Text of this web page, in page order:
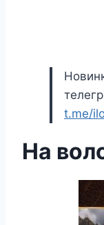
t.me/
На